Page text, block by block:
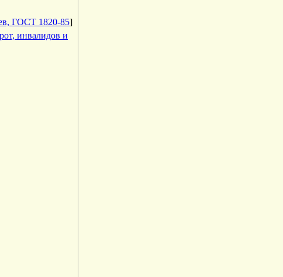
ГОСТ 1820-85]
инвалидов и